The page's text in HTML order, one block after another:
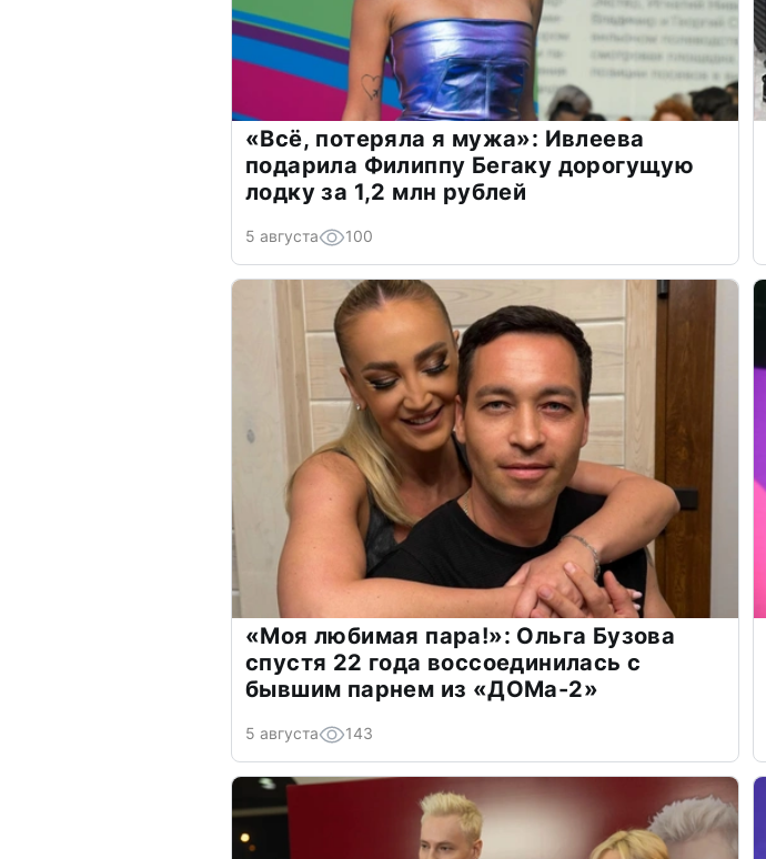
«Всё, потеряла я мужа»: Ивлеева
подарила Филиппу Бегаку дорогущую
лодку за 1,2 млн рублей
5 августа 100
«Моя любимая пара!»: Ольга Бузова
спустя 22 года воссоединилась с
бывшим парнем из «ДОМа-2»
5 августа 143